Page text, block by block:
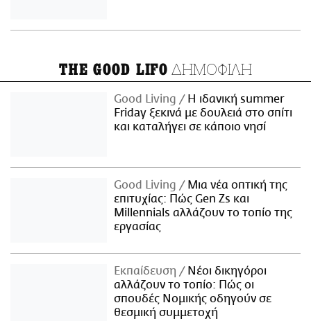
THE GOOD LIFO ΔΗΜΟΦΙΛΗ
Good Living
Η ιδανική summer
Friday ξεκινά με δουλειά στο σπίτι
και καταλήγει σε κάποιο νησί
Good Living
Μια νέα οπτική της
επιτυχίας: Πώς Gen Zs και
Millennials αλλάζουν το τοπίο της
εργασίας
Εκπαίδευση
Νέοι δικηγόροι
αλλάζουν το τοπίο: Πώς οι
σπουδές Νομικής οδηγούν σε
θεσμική συμμετοχή